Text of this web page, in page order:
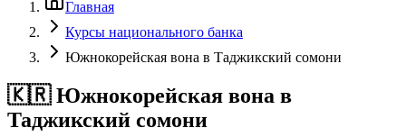
Главная
Курсы национального банка
Южнокорейская вона в Таджикский сомони
🇰🇷 Южнокорейская вона в
Таджикский сомони